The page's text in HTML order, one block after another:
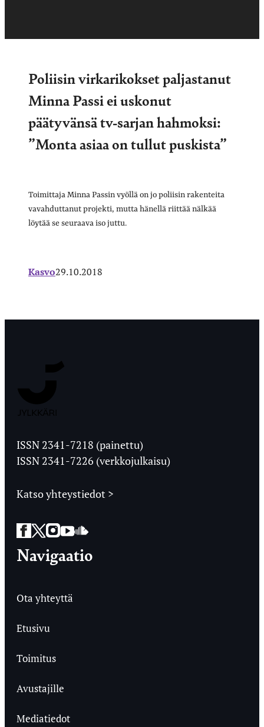
Poliisin virkarikokset paljastanut
Minna Passi ei uskonut
päätyvänsä tv-sarjan hahmoksi:
”Monta asiaa on tullut puskista”
Toimittaja Minna Passin vyöllä on jo poliisin rakenteita
vavahduttanut projekti, mutta hänellä riittää nälkää
löytää se seuraava iso juttu.
Kasvo29.10.2018
Ylioppilaslehti
ISSN 2341-7218 (painettu)
ISSN 2341-7226 (verkkojulkaisu)
Katso yhteystiedot >
Facebook
Twitter
Instagram
YouTube
SoundCloud
Navigaatio
Ota yhteyttä
Etusivu
Toimitus
Avustajille
Mediatiedot